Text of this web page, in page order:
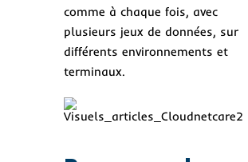
comme à chaque fois, avec
plusieurs jeux de données, sur
différents environnements et
terminaux.